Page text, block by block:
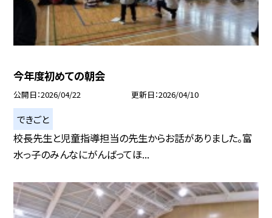
今年度初めての朝会
公開日 2026/04/22 更新日 2026/04/10
できごと
校長先生と児童指導担当の先生からお話がありました。富
水っ子のみんなにがんばってほ...